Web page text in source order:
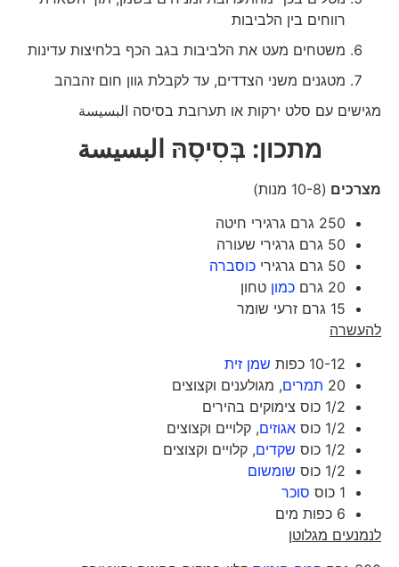
רווחים בין הלביבות
משטחים מעט את הלביבות בגב הכף בלחיצות עדינות
מטגנים משני הצדדים, עד לקבלת גוון חום זהבהב
מגישים עם סלט ירקות או תערובת בסיסה البسيسة
מתכון: בְּסִיסָהּالبسيسة
מצרכים(10-8 מנות)
250 גרם גרגירי חיטה
50 גרם גרגירי שעורה
50 גרם גרגירי
כוסברה
20 גרם
כמוןטחון
15 גרם זרעי שומר
להעשרה
10-12 כפות
שמן זית
20
תמרים, מגולענים וקצוצים
1/2 כוס צימוקים בהירים
1/2 כוס
אגוזים, קלויים וקצוצים
1/2 כוס
שקדים, קלויים וקצוצים
1/2 כוס
שומשום
1 כוס
סוכר
6 כפות מים
לנמנעים מגלוטן